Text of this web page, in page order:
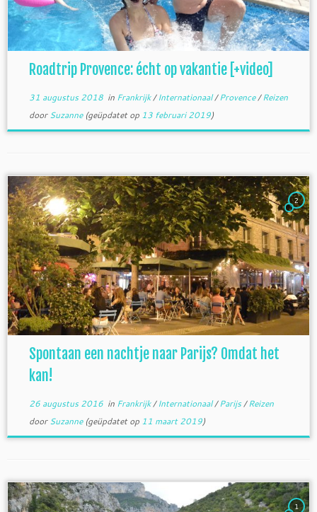
Roadtrip Provence: écht op vakantie [+video]
31 augustus 2018in Frankrijk/Internationaal/Provence/Reizen
doorSuzanne(geüpdatet op 13 februari 2019)
2
Spontaan een nachtje naar Parijs? Omdat het
kan!
26 augustus 2016in Frankrijk/Internationaal/Parijs/Reizen
doorSuzanne(geüpdatet op 11 maart 2019)
1